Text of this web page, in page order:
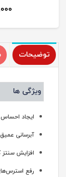
توضیحات
ویژگی ها
ایجاد
آبرسانی
افزایش
رفع